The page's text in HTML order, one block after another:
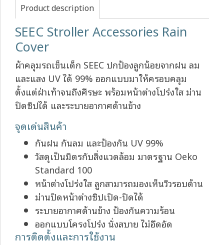
Product description
SEEC Stroller Accessories Rain
Cover
ผ้าคลุมรถเข็นเด็ก SEEC ปกป้องลูกน้อยจากฝน ลม
และแสง UV ได้ 99% ออกแบบมาให้ครอบคลุม
ตั้งแต่ฝ่าเท้าจนถึงศีรษะ พร้อมหน้าต่างโปร่งใส ม่าน
ปิดซิปได้ และระบายอากาศด้านข้าง
จุดเด่นสินค้า
กันฝน กันลม และป้องกัน UV 99%
วัสดุเป็นมิตรกับสิ่งแวดล้อม มาตรฐาน Oeko
Standard 100
หน้าต่างโปร่งใส ลูกสามารถมองเห็นวิวรอบด้าน
ม่านปิดหน้าต่างซิปเปิด-ปิดได้
ระบายอากาศด้านข้าง ป้องกันความร้อน
ออกแบบโครงโปร่ง นั่งสบาย ไม่อึดอัด
การติดตั้งและการใช้งาน